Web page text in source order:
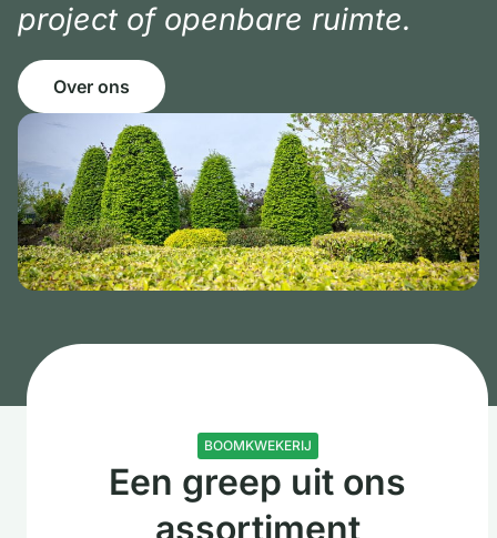
project of openbare ruimte.
Over ons
BOOMKWEKERIJ
Een greep uit ons
assortiment